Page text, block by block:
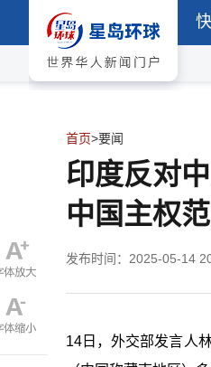
首页>要闻
印度反对
中国主权
发布时间：2025-05-14
14日，外交部发言人